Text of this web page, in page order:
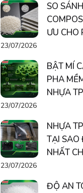
SO
ƯU CHO
23/07/2026
BẬT MÍ
PHA
NHỰA
23/07/2026
NHỰA
TẠI SAO
NHẤT
23/07/2026
ĐỘ AN